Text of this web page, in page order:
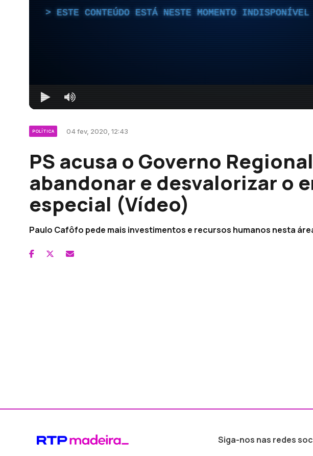
ESTE CONTEÚDO ESTÁ NESTE MOMENTO INDISPONÍVEL
POLÍTICA 04 fev, 2020, 12:43
PS acusa o Governo
abandonar e desvalorizar o
especial (Vídeo)
Paulo Cafôfo pede mais investimentos e recursos humanos nesta
Siga-nos nas redes